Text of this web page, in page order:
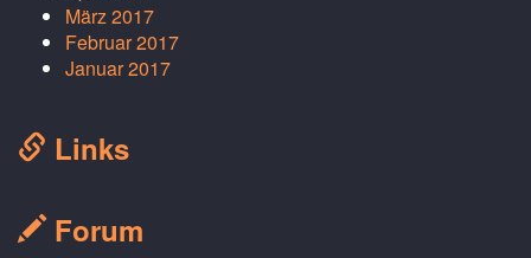
März 2017
Februar 2017
Januar 2017
Links
Forum